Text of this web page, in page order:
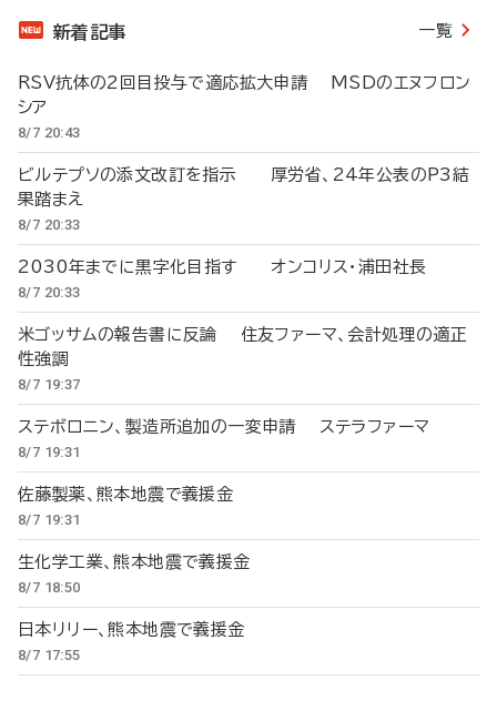
新着記事 一覧
RSV抗体の2回目投与で適応拡大申請 MSDのエヌフロン
シア
8/7 20:43
ビルテプソの添文改訂を指示 厚労省、24年公表のP3結
果踏まえ
8/7 20:33
2030年までに黒字化目指す オンコリス・浦田社長
8/7 20:33
米ゴッサムの報告書に反論 住友ファーマ、会計処理の適正
性強調
8/7 19:37
ステボロニン、製造所追加の一変申請 ステラファーマ
8/7 19:31
佐藤製薬、熊本地震で義援金
8/7 19:31
生化学工業、熊本地震で義援金
8/7 18:50
日本リリー、熊本地震で義援金
8/7 17:55